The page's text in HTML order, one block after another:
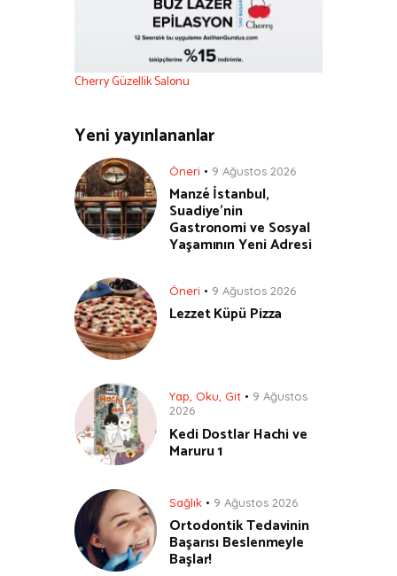
Cherry Güzellik Salonu
Yeni yayınlananlar
Öneri 9 Ağustos 2026
Manzé İstanbul,
Suadiye’nin
Gastronomi ve Sosyal
Yaşamının Yeni Adresi
Öneri 9 Ağustos 2026
Lezzet Küpü Pizza
Yap, Oku, Git
9 Ağustos
2026
Kedi Dostlar Hachi ve
Maruru 1
Sağlık 9 Ağustos 2026
Ortodontik Tedavinin
Başarısı Beslenmeyle
Başlar!